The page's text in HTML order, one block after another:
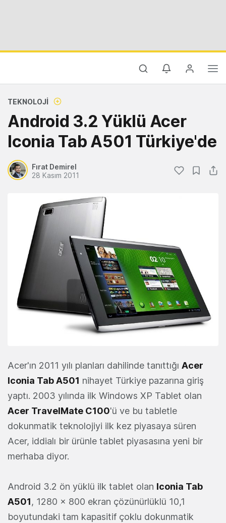
TEKNOLOJI
Android 3.2 Yüklü Acer
Iconia Tab A501 Türkiye'de
Fırat Demirel
28 Kasım 2011
Acer'ın 2011 yılı planları dahilinde tanıttığı Acer
Iconia Tab A501 nihayet Türkiye pazarına giriş
yaptı. 2003 yılında ilk Windows XP Tablet olan
Acer TravelMate C100'ü ve bu tabletle
dokunmatik teknolojiyi ilk kez piyasaya süren
Acer, iddialı bir ürünle tablet piyasasına yeni bir
merhaba diyor.
Android 3.2 ön yüklü ilk tablet olan Iconia Tab
A501, 1280 x 800 ekran çözünürlüklü 10,1
boyutundaki tam kapasitif çoklu dokunmatik